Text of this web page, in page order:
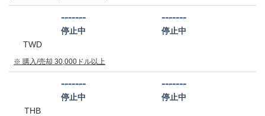
TWD
-------
停止中
-------
停止中
※ 購入/売却 30,000ドル以上
THB
-------
停止中
-------
停止中